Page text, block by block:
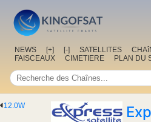
NEWS [+] [-] SATELLITES
FAISCEAUX
CIMETIERE PLAN DU
12.0W